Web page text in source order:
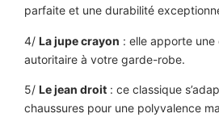
parfaite et une durabilité
4/ La jupe crayon : elle apporte
autoritaire à votre garde-robe.
5/ Le jean droit : ce classique
chaussures pour une polyvalence